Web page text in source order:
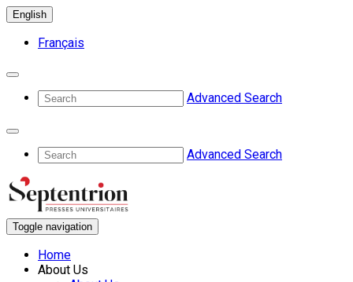
English
Français
Advanced Search
Advanced Search
Toggle navigation
Home
About Us